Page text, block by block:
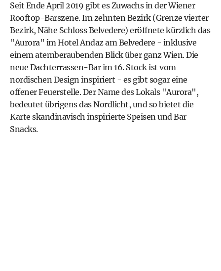
Seit Ende April 2019 gibt es Zuwachs in der Wiener
Rooftop-Barszene. Im zehnten Bezirk (Grenze vierter
Bezirk, Nähe Schloss Belvedere) eröffnete kürzlich das
"Aurora" im Hotel Andaz am Belvedere - inklusive
einem atemberaubenden Blick über ganz Wien. Die
neue Dachterrassen-Bar im 16. Stock ist vom
nordischen Design inspiriert - es gibt sogar eine
offener Feuerstelle. Der Name des Lokals "Aurora",
bedeutet übrigens das Nordlicht, und so bietet die
Karte skandinavisch inspirierte Speisen und Bar
Snacks.